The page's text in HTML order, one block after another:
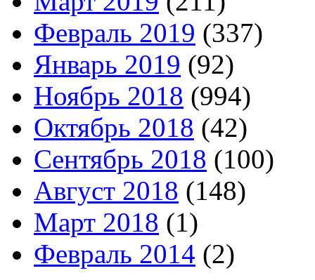
Февраль 2019 (337)
Январь 2019 (92)
Ноябрь 2018 (994)
Октябрь 2018 (42)
Сентябрь 2018 (100)
Август 2018 (148)
Март 2018 (1)
Февраль 2014 (2)